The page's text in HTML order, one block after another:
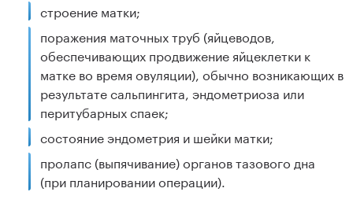
строение матки;
поражения маточных труб (яйцеводов,
обеспечивающих продвижение яйцеклетки к
матке во время овуляции), обычно возникающих в
результате сальпингита, эндометриоза или
перитубарных спаек;
состояние эндометрия и шейки матки;
пролапс (выпячивание) органов тазового дна
(при планировании операции).